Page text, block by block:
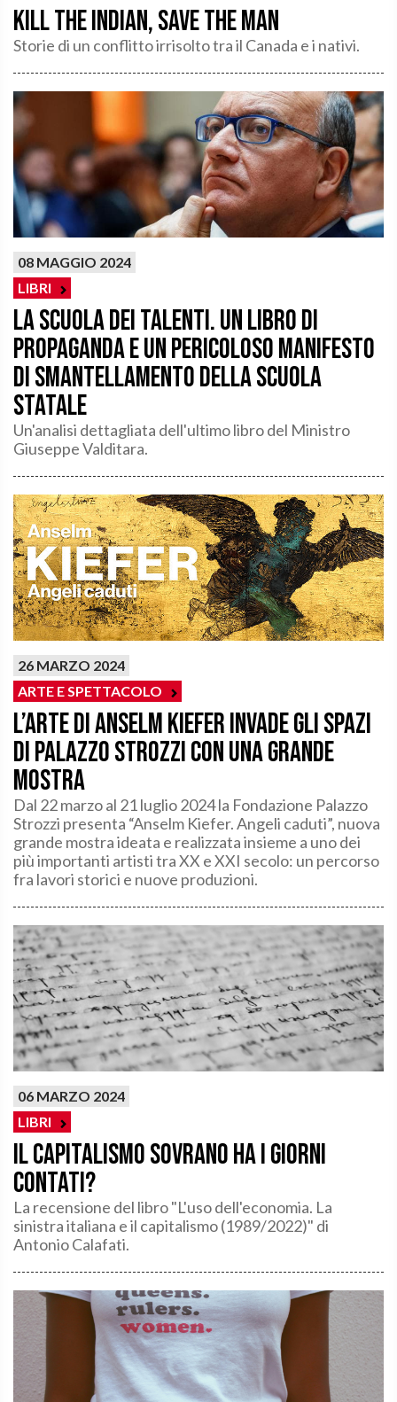
Kill the Indian, save the man
Storie di un conflitto irrisolto tra il Canada e i nativi.
08 MAGGIO 2024
LIBRI
La scuola dei talenti. Un libro di
propaganda e un pericoloso manifesto
di smantellamento della scuola
statale
Un'analisi dettagliata dell'ultimo libro del Ministro
Giuseppe Valditara.
26 MARZO 2024
ARTE E SPETTACOLO
L’arte di Anselm Kiefer invade gli spazi
di Palazzo Strozzi con una grande
mostra
Dal 22 marzo al 21 luglio 2024 la Fondazione Palazzo
Strozzi presenta “Anselm Kiefer. Angeli caduti”, nuova
grande mostra ideata e realizzata insieme a uno dei
più importanti artisti tra XX e XXI secolo: un percorso
fra lavori storici e nuove produzioni.
06 MARZO 2024
LIBRI
Il capitalismo sovrano ha i giorni
contati?
La recensione del libro "L'uso dell'economia. La
sinistra italiana e il capitalismo (1989/2022)" di
Antonio Calafati.